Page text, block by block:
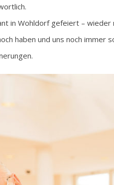
in Wohldorf gefeiert – wieder
haben und uns noch immer